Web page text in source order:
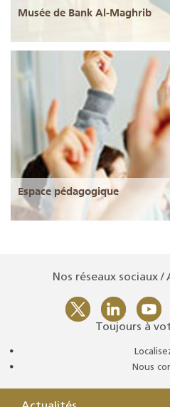
Musée de Bank Al-Maghrib
Espace pédagogique
Nos réseaux sociaux
Toujours à
Nous